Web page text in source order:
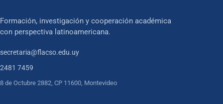
Formación, investigación y cooperación académica
con perspectiva latinoamericana.
secretaria@flacso.edu.uy
2481 7459
8 de Octubre 2882, CP 11600, Montevideo